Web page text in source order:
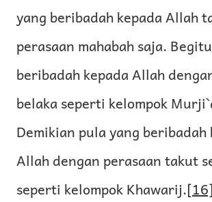
yang beribadah kepada Allah
perasaan mahabah saja.
beribadah kepada Allah
belaka seperti kelompok
Demikian pula yang beribadah
Allah dengan perasaan takut
seperti kelompok Khawarij.[16]